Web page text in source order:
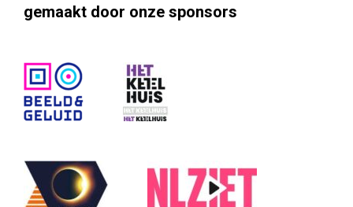
gemaakt door onze sponsors